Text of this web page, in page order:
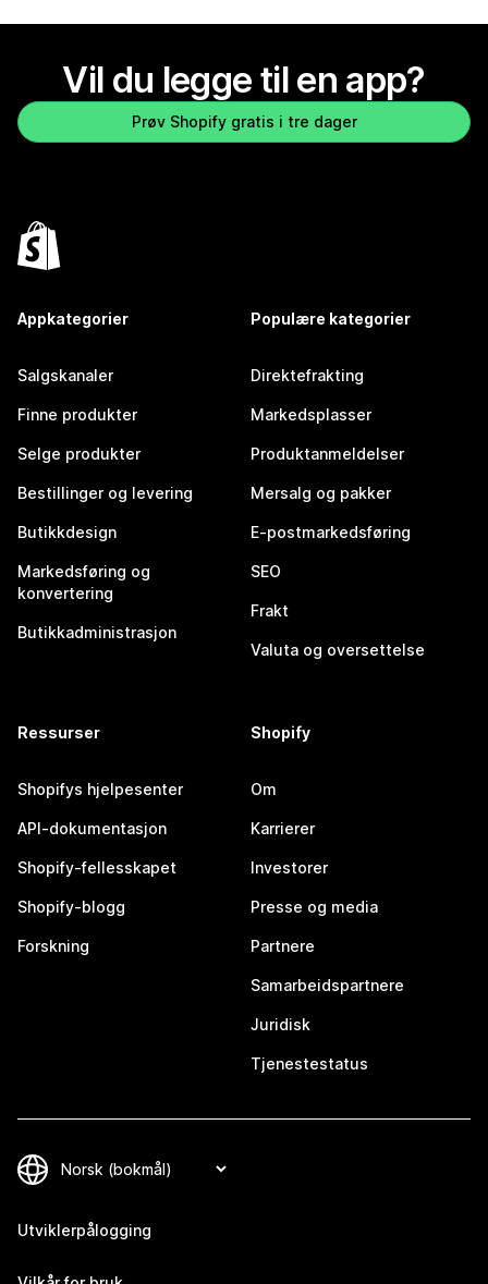
Vil du legge til en app?
Prøv Shopify gratis i tre dager
Appkategorier
Salgskanaler
Finne produkter
Selge produkter
Bestillinger og levering
Butikkdesign
Markedsføring og
konvertering
Butikkadministrasjon
Populære kategorier
Direktefrakting
Markedsplasser
Produktanmeldelser
Mersalg og pakker
E-postmarkedsføring
SEO
Frakt
Valuta og oversettelse
Ressurser
Shopifys hjelpesenter
API-dokumentasjon
Shopify-fellesskapet
Shopify-blogg
Forskning
Shopify
Om
Karrierer
Investorer
Presse og media
Partnere
Samarbeidspartnere
Juridisk
Tjenestestatus
Utviklerpålogging